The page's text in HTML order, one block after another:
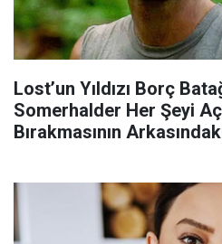
Lost’un Yıldızı Borç
Somerhalder Her Şeyi
Bırakmasının